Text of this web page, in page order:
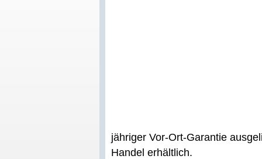
jähriger Vor-Ort-Garantie
Handel erhältlich.